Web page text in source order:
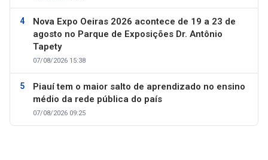
Nova Expo Oeiras 2026 acontece de 19 a 23 de
agosto no Parque de Exposições Dr. Antônio
Tapety
07/08/2026 15:38
Piauí tem o maior salto de aprendizado no ensino
médio da rede pública do país
07/08/2026 09:25